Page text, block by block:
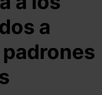
a